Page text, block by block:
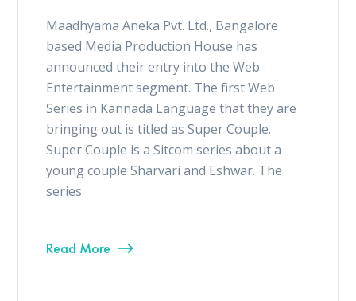
Maadhyama Aneka Pvt. Ltd., Bangalore
based Media Production House has
announced their entry into the Web
Entertainment segment. The first Web
Series in Kannada Language that they are
bringing out is titled as Super Couple.
Super Couple is a Sitcom series about a
young couple Sharvari and Eshwar. The
series
Read More